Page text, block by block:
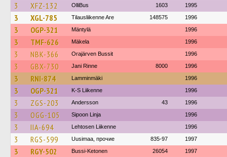
3 XFZ-132 OlliBus 1603 1995
3 XGL-785 Tilausliikenne Are 148575 1996
3 OGP-321 Mäntylä 1996
3 TMF-626 Mäkela 1996
3 NBK-366 Orajärven Bussit 1996
3 GBX-730 Jani Rinne 8000 1996
3 RNI-874 Lamminmäki 1996
3 OGP-321 K-S Liikenne 1996
3 ZGS-203 Andersson 43 1996
3 OGG-105 Sipoon Linja 1996
3 IIA-694 Lehtosen Liikenne 1996
3 RGS-599 Uusimaa, прочие 835-97 1997
3 RGY-502 Bussi-Ketonen 26054 1997